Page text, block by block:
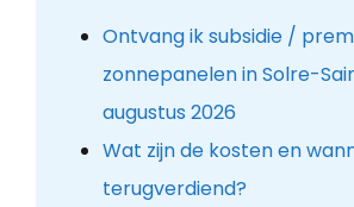
Ontvang ik subsidie /
zonnepanelen in Solre-
augustus 2026
Wat zijn de kosten en
terugverdiend?